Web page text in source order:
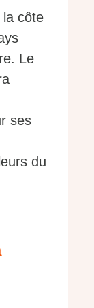
la côte
Le
ses
du